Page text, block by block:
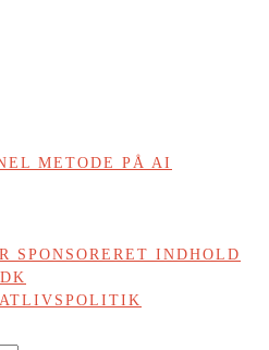
METODE PÅ AI
SPONSORERET INDHOLD